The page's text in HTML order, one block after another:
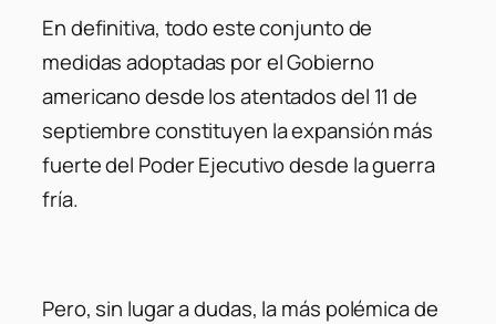
En definitiva, todo este conjunto de
medidas adoptadas por el Gobierno
americano desde los atentados del 11 de
septiembre constituyen la expansión más
fuerte del Poder Ejecutivo desde la guerra
fría.
Pero, sin lugar a dudas, la más polémica de